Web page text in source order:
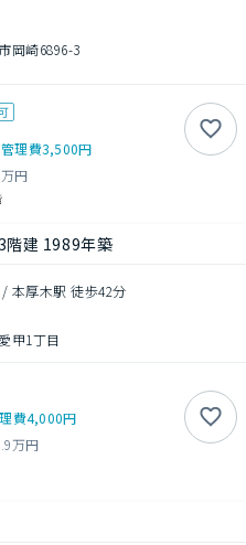
岡崎6896-3
管理費3,500円
円
階建 1989年築
本厚木駅 徒歩42分
甲1丁目
費4,000円
万円